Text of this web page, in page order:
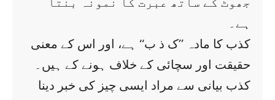
ہے۔
کذب کا مادہ ’’ک ذ ب‘‘ ہے، اور اس کے معنی
حقیقت اور سچائی کے خلاف ہونے کے ہیں۔
کذب بیانی سے مراد ایسی چیز کی خبر دینا